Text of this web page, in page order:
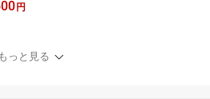
GRヤリス MT車
円
もっと見る